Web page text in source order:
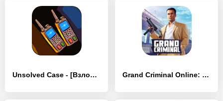
Unsolved Case - [Взлом/МОД Unlocked] Grand Criminal Online: Банды - [Взлом/МОД Много денег]